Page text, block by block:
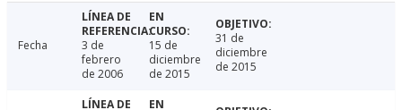
Fecha
3 de
febrero
de 2006
15 de
diciembre
de 2015
31 de
diciembre
de 2015